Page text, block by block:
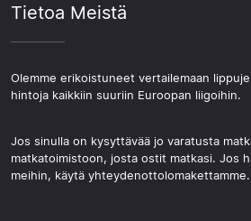
Tietoa Meistä
Olemme erikoistuneet vertailemaan
hintoja kaikkiin suuriin Euroopan liigoihin.
Jos sinulla on kysyttävää jo varatusta
matkatoimistoon, josta ostit matkasi. Jos
meihin, käytä yhteydenottolomakettamme.